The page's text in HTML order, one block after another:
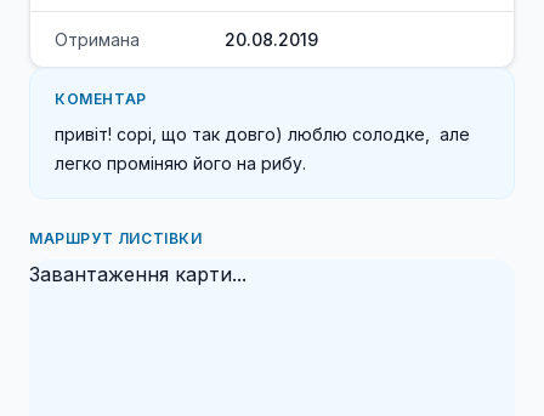
Отримана 20.08.2019
КОМЕНТАР
привіт! сорі, що так довго) люблю солодке,  але
МАРШРУТ ЛИСТІВКИ
Завантаження карти...